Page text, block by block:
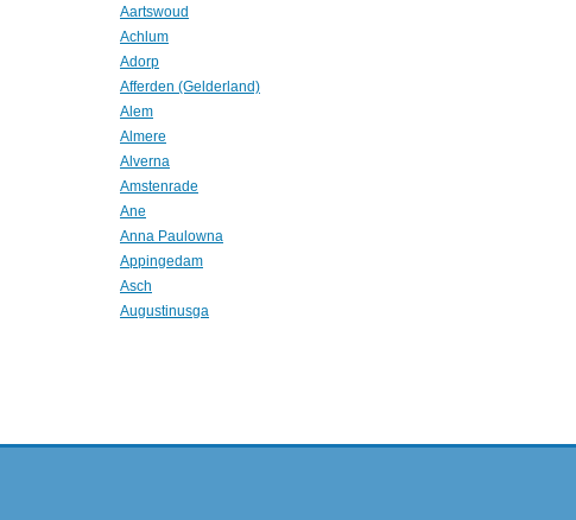
Aartswoud
Achlum
Adorp
Afferden (Gelderland)
Alem
Almere
Alverna
Amstenrade
Ane
Anna Paulowna
Appingedam
Asch
Augustinusga